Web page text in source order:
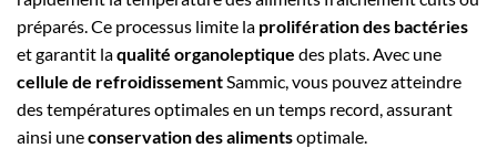
préparés. Ce processus limite la prolifération des bactéries
et garantit laqualité organoleptique des plats. Avec une
cellule de refroidissementSammic, vous pouvez atteindre
des températures optimales en un temps record, assurant
ainsi uneconservation des alimentsoptimale.